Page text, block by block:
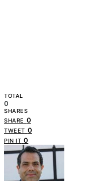
TOTAL
0
SHARES
SHARE 0
TWEET 0
PIN IT 0